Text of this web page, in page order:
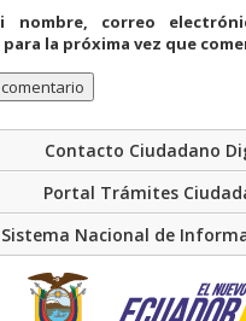
nombre, correo
la próxima vez que
Contacto Ciudadano
Portal Trámites
Sistema Nacional de